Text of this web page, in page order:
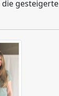
gesteigerte